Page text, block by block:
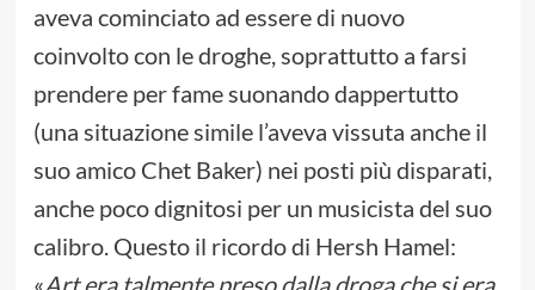
aveva cominciato ad essere di nuovo
coinvolto con le droghe, soprattutto a farsi
prendere per fame suonando dappertutto
(una situazione simile l’aveva vissuta anche il
suo amico Chet Baker) nei posti più disparati,
anche poco dignitosi per un musicista del suo
calibro. Questo il ricordo di Hersh Hamel:
«Art era talmente preso dalla droga che si era